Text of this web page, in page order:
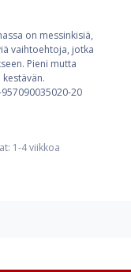
on messinkisiä,
vaihtoehtoja, jotka
Pieni mutta
20
1-4 viikkoa